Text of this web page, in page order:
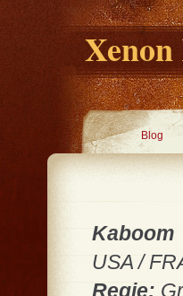
Blog
Kaboom
USA /
Regie: